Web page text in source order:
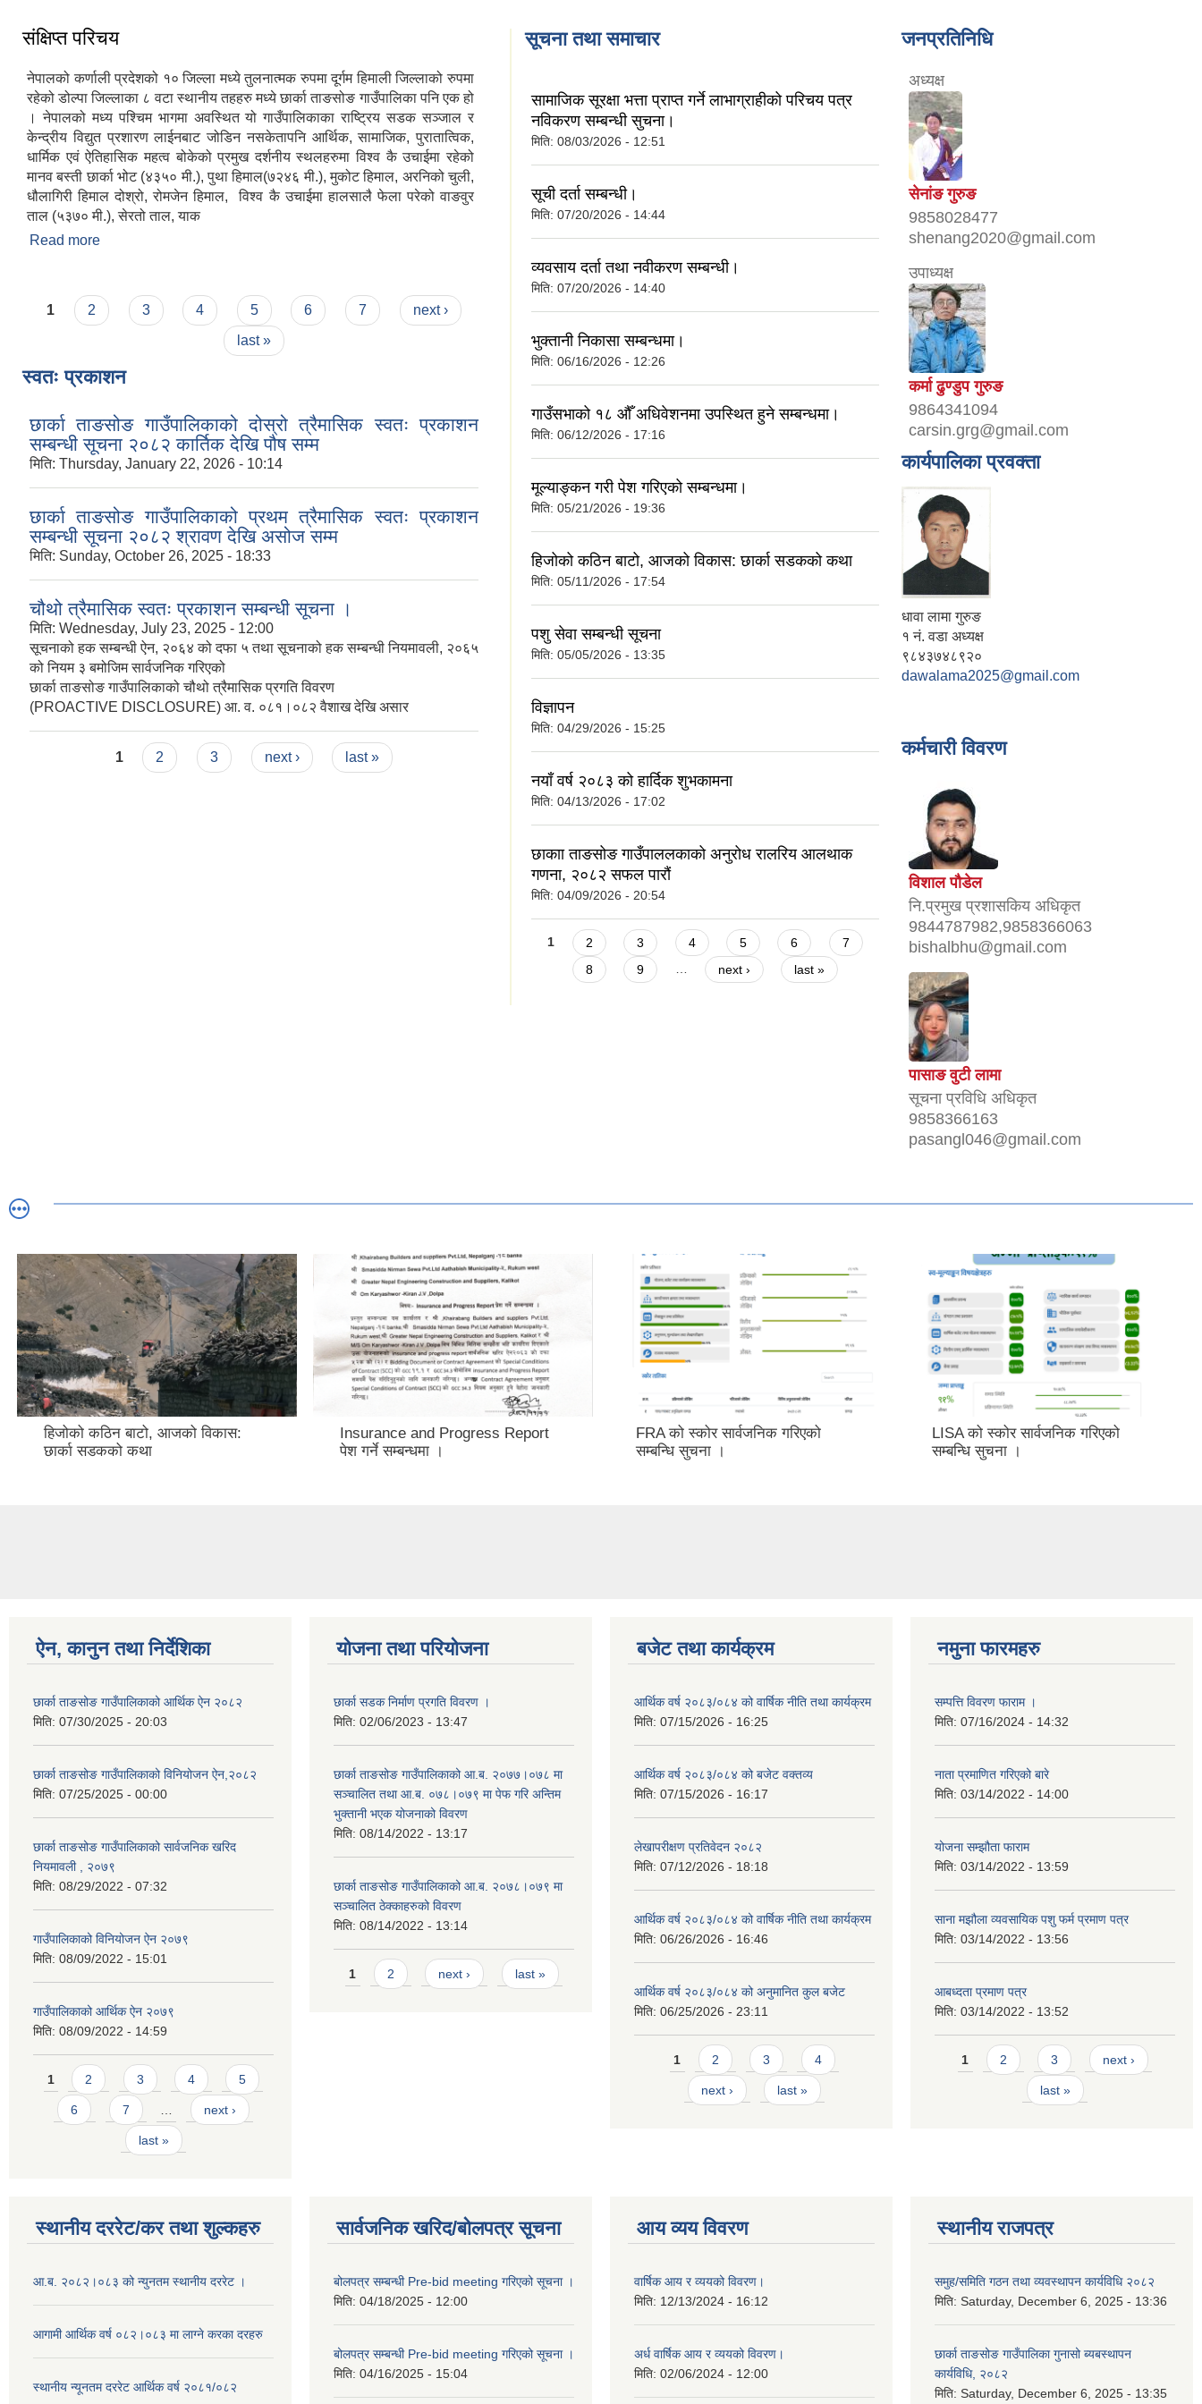
संक्षिप्त परिचय
नेपालको कर्णाली प्रदेशको १० जिल्ला मध्ये तुलनात्मक रुपमा दूर्गम हिमाली जिल्लाको रुपमा
रहेको डोल्पा जिल्लाका ८ वटा स्थानीय तहहरु मध्ये छार्का ताङसोङ गाउँपालिका पनि एक हो
। नेपालको मध्य पश्चिम भागमा अवस्थित यो गाउँपालिकाका राष्ट्रिय सडक सञ्जाल र
केन्द्रीय विद्युत प्रशारण लाईनबाट जोडिन नसकेतापनि आर्थिक, सामाजिक, पुरातात्विक,
धार्मिक एवं ऐतिहासिक महत्व बोकेको प्रमुख दर्शनीय स्थलहरुमा विश्व कै उचाईमा रहेको
मानव बस्ती छार्का भोट (४३५० मी.), पुथा हिमाल(७२४६ मी.), मुकोट हिमाल, अरनिको चुली,
धौलागिरी हिमाल दोश्रो, रोमजेन हिमाल, विश्व कै उचाईमा हालसालै फेला परेको वाङवुर
ताल (५३७० मी.), सेरतो ताल, याक
Read more
Pages
1 2 3 4 5 6 7
next ›
last »
स्वतः प्रकाशन
छार्का ताङसोङ गाउँपालिकाको दोस्रो त्रैमासिक स्वतः प्रकाशन
सम्बन्धी सूचना २०८२ कार्तिक देखि पौष सम्म
मिति: Thursday, January 22, 2026 - 10:14
छार्का ताङसोङ गाउँपालिकाको प्रथम त्रैमासिक स्वतः प्रकाशन
सम्बन्धी सूचना २०८२ श्रावण देखि असोज सम्म
मिति: Sunday, October 26, 2025 - 18:33
चौथो त्रैमासिक स्वतः प्रकाशन सम्बन्धी सूचना ।
मिति: Wednesday, July 23, 2025 - 12:00
सूचनाको हक सम्बन्धी ऐन, २०६४ को दफा ५ तथा सूचनाको हक सम्बन्धी नियमावली, २०६५
को नियम ३ बमोजिम सार्वजनिक गरिएको
छार्का ताङसोङ गाउँपालिकाको चौथो त्रैमासिक प्रगति विवरण
(PROACTIVE DISCLOSURE) आ. व. ०८१।०८२ वैशाख देखि असार
1 2 3 next › last »
सूचना तथा समाचार
सामाजिक सूरक्षा भत्ता प्राप्त गर्ने लाभाग्राहीको परिचय पत्र
नविकरण सम्बन्धी सुचना।
मिति: 08/03/2026 - 12:51
सूची दर्ता सम्बन्धी।
मिति: 07/20/2026 - 14:44
व्यवसाय दर्ता तथा नवीकरण सम्बन्धी।
मिति: 07/20/2026 - 14:40
भुक्तानी निकासा सम्बन्धमा।
मिति: 06/16/2026 - 12:26
गाउँसभाको १८ औँ अधिवेशनमा उपस्थित हुने सम्बन्धमा।
मिति: 06/12/2026 - 17:16
मूल्याङ्कन गरी पेश गरिएको सम्बन्धमा।
मिति: 05/21/2026 - 19:36
हिजोको कठिन बाटो, आजको विकास: छार्का सडकको कथा
मिति: 05/11/2026 - 17:54
पशु सेवा सम्बन्धी सूचना
मिति: 05/05/2026 - 13:35
विज्ञापन
मिति: 04/29/2026 - 15:25
नयाँ वर्ष २०८३ को हार्दिक शुभकामना
मिति: 04/13/2026 - 17:02
छाकाा ताङसोङ गाउँपाललकाको अनुरोध रालरिय आलथाक
गणना, २०८२ सफल पारौं
मिति: 04/09/2026 - 20:54
Pages
1 2 3 4 5 6
7
8
9 … next › last »
जनप्रतिनिधि
अध्यक्ष
सेनांङ गुरुङ
9858028477
shenang2020@gmail.com
उपाध्यक्ष
कर्मा ढुण्डुप गुरुङ
9864341094
carsin.grg@gmail.com
कार्यपालिका प्रवक्ता
धावा लामा गुरुङ
१ नं. वडा अध्यक्ष
९८४३७४८९२०
dawalama2025@gmail.com
कर्मचारी विवरण
विशाल पौडेल
नि‍‍‍‍.प्रमुख प्रशासकिय अधिकृत
9844787982,9858366063
bishalbhu@gmail.com
पासाङ वुटी लामा
सूचना प्रविधि अधिकृत
9858366163
pasangl046@gmail.com
हिजोको कठिन बाटो, आजको विकास:
छार्का सडकको कथा
Insurance and Progress Report
पेश गर्ने सम्बन्धमा ।
FRA को स्कोर सार्वजनिक गरिएको
सम्बन्धि सुचना ।
LISA को स्कोर सार्वजनिक गरिएको
सम्बन्धि सुचना ।
ऐन, कानुन तथा निर्देशिका
छार्का ताङसोङ गाउँपालिकाको आर्थिक ऐन २०८२
मिति: 07/30/2025 - 20:03
छार्का ताङसोङ गाउँपालिकाको विनियोजन ऐन,२०८२
मिति: 07/25/2025 - 00:00
छार्का ताङसोङ गाउँपालिकाको सार्वजनिक खरिद
नियमावली , २०७९
मिति: 08/29/2022 - 07:32
गाउँपालिकाको विनियोजन ऐन २०७९
मिति: 08/09/2022 - 15:01
गाउँपालिकाको आर्थिक ऐन २०७९
मिति: 08/09/2022 - 14:59
Pages
1 2 3 4 5
6 7 … next ›
last »
योजना तथा परियोजना
छार्का सडक निर्माण प्रगति विवरण ।
मिति: 02/06/2023 - 13:47
छार्का ताङसोङ गाउँपालिकाको आ.ब. २०७७।०७८ मा
सञ्चालित तथा आ.ब. ०७८।०७९ मा पेफ गरि अन्तिम
भुक्तानी भएक योजनाको विवरण
मिति: 08/14/2022 - 13:17
छार्का ताङसोङ गाउँपालिकाको आ.ब. २०७८।०७९ मा
सञ्चालित ठेक्काहरुको विवरण
मिति: 08/14/2022 - 13:14
Pages
1 2 next › last »
बजेट तथा कार्यक्रम
आर्थिक वर्ष २०८३/०८४ को वार्षिक नीति तथा कार्यक्रम
मिति: 07/15/2026 - 16:25
आर्थिक वर्ष २०८३/०८४ को बजेट वक्तव्य
मिति: 07/15/2026 - 16:17
लेखापरीक्षण प्रतिवेदन २०८२
मिति: 07/12/2026 - 18:18
आर्थिक वर्ष २०८३/०८४ को वार्षिक नीति तथा कार्यक्रम
मिति: 06/26/2026 - 16:46
आर्थिक वर्ष २०८३/०८४ को अनुमानित कुल बजेट
मिति: 06/25/2026 - 23:11
Pages
1 2 3 4
next › last »
नमुना फारमहरु
सम्पत्ति विवरण फाराम ।
मिति: 07/16/2024 - 14:32
नाता प्रमाणित गरिएको बारे
मिति: 03/14/2022 - 14:00
योजना सम्झौता फाराम
मिति: 03/14/2022 - 13:59
साना मझौला व्यवसायिक पशु फर्म प्रमाण पत्र
मिति: 03/14/2022 - 13:56
आबध्दता प्रमाण पत्र
मिति: 03/14/2022 - 13:52
Pages
1 2 3 next ›
last »
स्थानीय दररेट/कर तथा शुल्कहरु
आ.ब. २०८२।०८३ को न्युनतम स्थानीय दररेट ।
आगामी आर्थिक वर्ष ०८२।०८३ मा लाग्ने करका दरहरु
स्थानीय न्यूनतम दररेट आर्थिक वर्ष २०८१/०८२
सार्वजनिक खरिद/बोलपत्र सूचना
बोलपत्र सम्बन्धी Pre-bid meeting गरिएको सूचना ।
मिति: 04/18/2025 - 12:00
बोलपत्र सम्बन्धी Pre-bid meeting गरिएको सूचना ।
मिति: 04/16/2025 - 15:04
आय व्यय विवरण
वार्षिक आय र व्ययको विवरण।
मिति: 12/13/2024 - 16:12
अर्ध वार्षिक आय र व्ययको विवरण।
मिति: 02/06/2024 - 12:00
स्थानीय राजपत्र
समुह/समिति गठन तथा व्यवस्थापन कार्यविधि २०८२
मिति: Saturday, December 6, 2025 - 13:36
छार्का ताङसोङ गाउँपालिका गुनासो ब्यबस्थापन
कार्यविधि, २०८२
मिति: Saturday, December 6, 2025 - 13:35